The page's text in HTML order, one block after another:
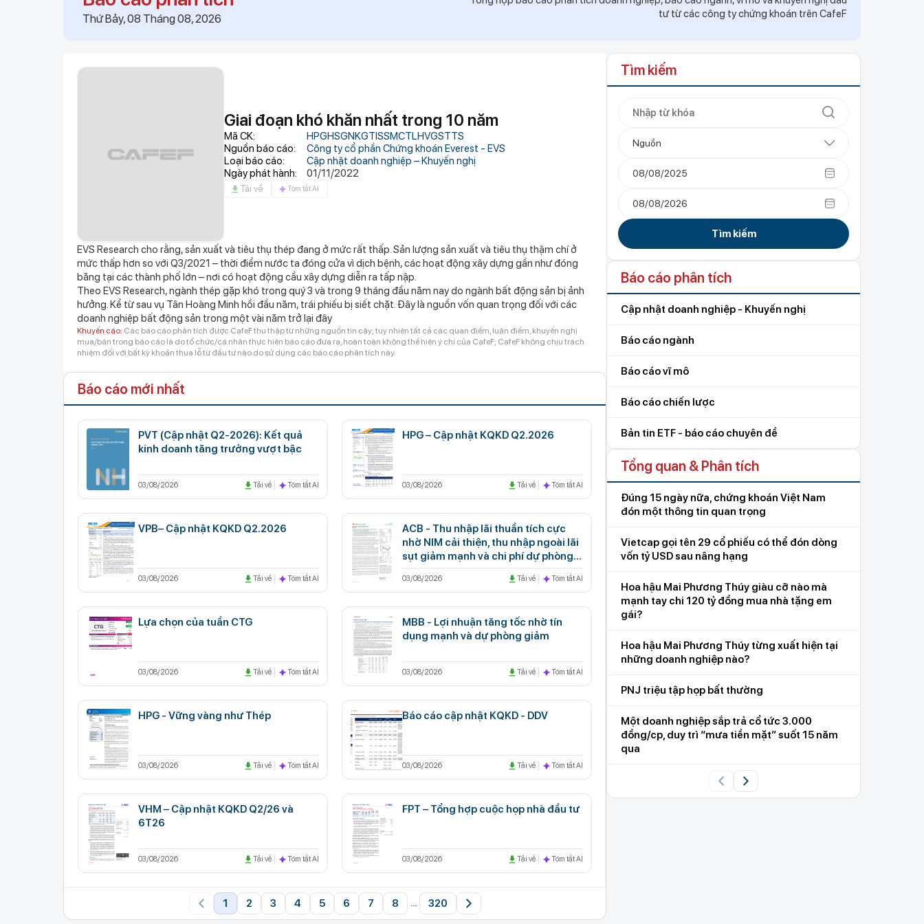
03:02
Bắt trend "miền Tây sông nước", cô nàng Á Khôi khiến tất cả mê mẩn
với nhan sắc trong trẻo
doanh nghiệp với thẻ ghi nợ phi vật lý
Bên trong khu nghỉ dưỡng sang trọng nơi tổ chức hôn lễ của Ronaldo
- Georgina: Giá gần 40 triệu đồng/đêm, có quản gia riêng và hồ bơi vô
cực
02:53
Mỹ vừa có động thái không ngờ với nền kinh tế 23.000 tỷ USD, phá vỡ
thông lệ hàng chục năm
Ra lệnh bắt khẩn cấp bảo mẫu Triệu Thị Tâm SN 1971
Vì sao nhiều gia đình nhỏ vài giọt tinh dầu vào lõi cuộn giấy vệ sinh?
Mỗi lần kéo giấy mới thấy tác dụng
Thứ Bảy, 08 Tháng 08, 2026
tư từ các công ty chứng khoán trên CafeF
Giai đoạn khó khăn nhất trong 10 năm
Mã CK: HPGHSGNKGTISSMCTLHVGSTTS
Nguồn báo cáo:
Công ty cổ phần Chứng khoán Everest - EVS
Loại báo cáo:
Cập nhật doanh nghiệp – Khuyến nghị
Ngày phát hành:
01/11/2022
Tải về Tóm tắt AI
EVS Research cho rằng, sản xuất và tiêu thụ thép đang ở mức rất thấp. Sản lượng sản xuất và tiêu thụ thậm chí ở
mức thấp hơn so với Q3/2021 – thời điểm nước ta đóng cửa vì dịch bệnh, các hoạt động xây dựng gần như đóng
băng tại các thành phố lớn – nơi có hoạt động cầu xây dựng diễn ra tấp nập.
Theo EVS Research, ngành thép gặp khó trong quý 3 và trong 9 tháng đầu năm nay do ngành bất động sản bị ảnh
hưởng. Kể từ sau vụ Tân Hoàng Minh hồi đầu năm, trái phiếu bị siết chặt. Đây là nguồn vốn quan trọng đối với các
doanh nghiệp bất động sản trong một vài năm trở lại đây
Khuyến cáo: Các báo cáo phân tích được CafeF thu thập từ những nguồn tin cậy; tuy nhiên tất cả các quan điểm, luận điểm, khuyến nghị
mua/bán trong báo cáo là do tổ chức/cá nhân thực hiện báo cáo đưa ra, hoàn toàn không thể hiện ý chí của CafeF; CafeF không chịu trách
nhiệm đối với bất kỳ khoản thua lỗ từ đầu tư nào do sử dụng các báo cáo phân tích này.
Báo cáo mới nhất
PVT (Cập nhật Q2-2026): Kết quả
kinh doanh tăng trưởng vượt bậc
03/08/2026 Tải về Tóm tắt AI
HPG – Cập nhật KQKD Q2.2026
03/08/2026 Tải về Tóm tắt AI
VPB– Cập nhật KQKD Q2.2026
03/08/2026 Tải về Tóm tắt AI
ACB - Thu nhập lãi thuần tích cực
nhờ NIM cải thiện, thu nhập ngoài lãi
sụt giảm mạnh và chi phí dự phòng
gia tăng
03/08/2026 Tải về Tóm tắt AI
Lựa chọn của tuần CTG
03/08/2026 Tải về Tóm tắt AI
MBB - Lợi nhuận tăng tốc nhờ tín
dụng mạnh và dự phòng giảm
03/08/2026 Tải về Tóm tắt AI
HPG - Vững vàng như Thép
03/08/2026 Tải về Tóm tắt AI
Báo cáo cập nhật KQKD - DDV
03/08/2026 Tải về Tóm tắt AI
VHM – Cập nhật KQKD Q2/26 và
6T26
03/08/2026 Tải về Tóm tắt AI
FPT – Tổng hợp cuộc họp nhà đầu tư
03/08/2026 Tải về Tóm tắt AI
1 2 3 4 5 6 7 8 ... 320
Tìm kiếm
Nguồn
Tìm kiếm
Báo cáo phân tích
Cập nhật doanh nghiệp - Khuyến nghị
Báo cáo ngành
Báo cáo vĩ mô
Báo cáo chiến lược
Bản tin ETF - báo cáo chuyên đề
Tổng quan & Phân tích
Đúng 15 ngày nữa, chứng khoán Việt Nam
đón một thông tin quan trọng
Vietcap gọi tên 29 cổ phiếu có thể đón dòng
vốn tỷ USD sau nâng hạng
Hoa hậu Mai Phương Thúy giàu cỡ nào mà
mạnh tay chi 120 tỷ đồng mua nhà tặng em
gái?
Hoa hậu Mai Phương Thúy từng xuất hiện tại
những doanh nghiệp nào?
PNJ triệu tập họp bất thường
Một doanh nghiệp sắp trả cổ tức 3.000
đồng/cp, duy trì “mưa tiền mặt” suốt 15 năm
qua